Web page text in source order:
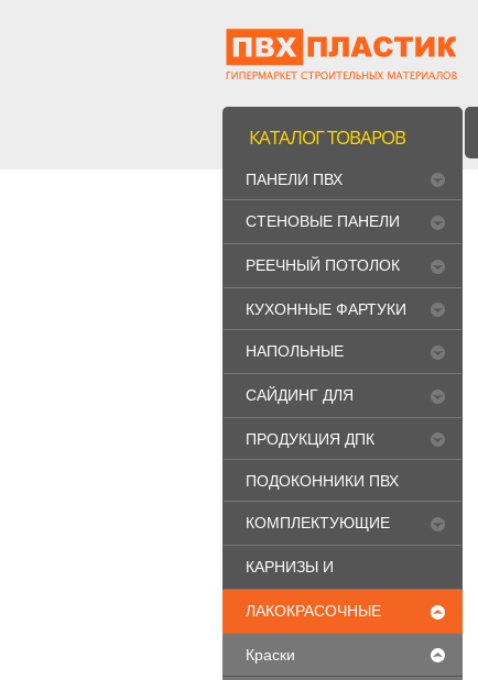
КАТАЛОГ ТОВАРОВ
ПАНЕЛИ ПВХ
СТЕНОВЫЕ ПАНЕЛИ
МДФ
РЕЕЧНЫЙ ПОТОЛОК
"CESAL"
КУХОННЫЕ ФАРТУКИ
НАПОЛЬНЫЕ
ПОКРЫТИЯ
САЙДИНГ ДЛЯ
ФАСАДА
ПРОДУКЦИЯ ДПК
ПОДОКОННИКИ ПВХ
КОМПЛЕКТУЮЩИЕ
ДЛЯ ОКОН ПВХ
КАРНИЗЫ И
ПЛИНТУСА
ЛАКОКРАСОЧНЫЕ
МАТЕРИАЛЫ
Краски